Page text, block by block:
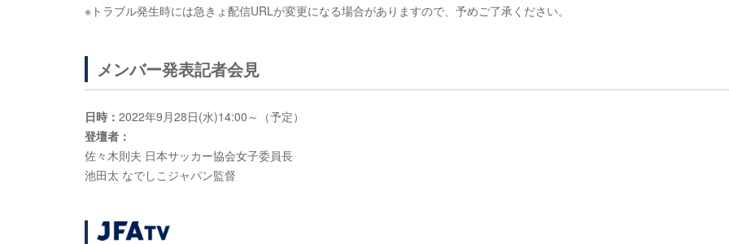
※トラブル発生時には急きょ配信URLが変更になる場合がありますので、予めご了承ください。
メンバー発表記者会見
日時： 2022年9月28日(水)14:00～（予定）
登壇者：
佐々木則夫 日本サッカー協会女子委員長
池田太 なでしこジャパン監督